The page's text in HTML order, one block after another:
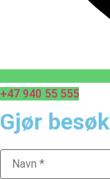
+47 940 55 555
Gjør